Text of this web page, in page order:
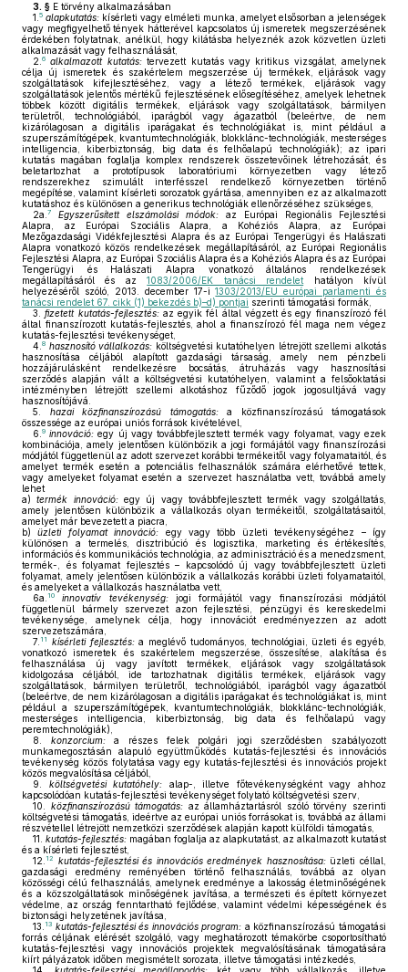
3. § E törvény alkalmazásában
1. 5 alapkutatás: kísérleti vagy elméleti munka, amelyet elsősorban a jelenségek
vagy megfigyelhető tények hátterével kapcsolatos új ismeretek megszerzésének
érdekében folytatnak, anélkül, hogy kilátásba helyeznék azok közvetlen üzleti
alkalmazását vagy felhasználását,
2. 6 alkalmazott kutatás:tervezett kutatás vagy kritikus vizsgálat, amelynek
célja új ismeretek és szakértelem megszerzése új termékek, eljárások vagy
szolgáltatások kifejlesztéséhez, vagy a létező termékek, eljárások vagy
szolgáltatások jelentős mértékű fejlesztésének elősegítéséhez, amelyek lehetnek
többek között digitális termékek, eljárások vagy szolgáltatások, bármilyen
területről, technológiából, iparágból vagy ágazatból (beleértve, de nem
kizárólagosan a digitális iparágakat és technológiákat is, mint például a
szuperszámítógépek, kvantumtechnológiák, blokklánc-technológiák, mesterséges
intelligencia, kiberbiztonság, big data és felhőalapú technológiák); az ipari
kutatás magában foglalja komplex rendszerek összetevőinek létrehozását, és
beletartozhat a prototípusok laboratóriumi környezetben vagy létező
rendszerekhez szimulált interfésszel rendelkező környezetben történő
megépítése, valamint kísérleti sorozatok gyártása, amennyiben ez az alkalmazott
kutatáshoz és különösen a generikus technológiák ellenőrzéséhez szükséges,
2a. 7 Egyszerűsített elszámolási módok: az Európai Regionális Fejlesztési
Alapra, az Európai Szociális Alapra, a Kohéziós Alapra, az Európai
Mezőgazdasági Vidékfejlesztési Alapra és az Európai Tengerügyi és Halászati
Alapra vonatkozó közös rendelkezések megállapításáról, az Európai Regionális
Fejlesztési Alapra, az Európai Szociális Alapra és a Kohéziós Alapra és az Európai
Tengerügyi és Halászati Alapra vonatkozó általános rendelkezések
megállapításáról és az1083/2006/EK tanácsi rendelet hatályon kívül
helyezéséről szóló, 2013. december 17-i1303/2013/EU európai parlamenti és
tanácsi rendelet 67. cikk (1) bekezdés b)–d) pontjai szerinti támogatási formák,
3.
fizetett kutatás-fejlesztés:az egyik fél által végzett és egy finanszírozó fél
által finanszírozott kutatás-fejlesztés, ahol a finanszírozó fél maga nem végez
kutatás-fejlesztési tevékenységet,
4. 8 hasznosító vállalkozás: költségvetési kutatóhelyen létrejött szellemi alkotás
hasznosítása céljából alapított gazdasági társaság, amely nem pénzbeli
hozzájárulásként rendelkezésre bocsátás, átruházás vagy hasznosítási
szerződés alapján vált a költségvetési kutatóhelyen, valamint a felsőoktatási
intézményben létrejött szellemi alkotáshoz fűződő jogok jogosultjává vagy
hasznosítójává.
5.
hazai közfinanszírozású támogatás:a közfinanszírozású támogatások
összessége az európai uniós források kivételével,
6. 9 innováció: egy új vagy továbbfejlesztett termék vagy folyamat, vagy ezek
kombinációja, amely jelentősen különbözik a jogi formájától vagy finanszírozási
módjától függetlenül az adott szervezet korábbi termékeitől vagy folyamataitól, és
amelyet termék esetén a potenciális felhasználók számára elérhetővé tettek,
vagy amelyeket folyamat esetén a szervezet használatba vett, továbbá amely
lehet
a)
termék innováció:egy új vagy továbbfejlesztett termék vagy szolgáltatás,
amely jelentősen különbözik a vállalkozás olyan termékeitől, szolgáltatásaitól,
amelyet már bevezetett a piacra,
b)
üzleti folyamat innováció: egy vagy több üzleti tevékenységéhez – így
különösen a termelés, disztribúció és logisztika, marketing és értékesítés,
információs és kommunikációs technológia, az adminisztráció és a menedzsment,
termék-, és folyamat fejlesztés – kapcsolódó új vagy továbbfejlesztett üzleti
folyamat, amely jelentősen különbözik a vállalkozás korábbi üzleti folyamataitól,
és amelyeket a vállalkozás használatba vett,
6a. 10 innovatív tevékenység:jogi formájától vagy finanszírozási módjától
függetlenül bármely szervezet azon fejlesztési, pénzügyi és kereskedelmi
tevékenysége, amelynek célja, hogy innovációt eredményezzen az adott
szervezetszámára,
7. 11 kísérleti fejlesztés:a meglévő tudományos, technológiai, üzleti és egyéb,
vonatkozó ismeretek és szakértelem megszerzése, összesítése, alakítása és
felhasználása új vagy javított termékek, eljárások vagy szolgáltatások
kidolgozása céljából, ide tartozhatnak digitális termékek, eljárások vagy
szolgáltatások, bármilyen területről, technológiából, iparágból vagy ágazatból
(beleértve, de nem kizárólagosan a digitális iparágakat és technológiákat is, mint
például a szuperszámítógépek, kvantumtechnológiák, blokklánc-technológiák,
mesterséges intelligencia, kiberbiztonság, big data és felhőalapú vagy
peremtechnológiák),
8.
konzorcium:a részes felek polgári jogi szerződésben szabályozott
munkamegosztásán alapuló együttműködés kutatás-fejlesztési és innovációs
tevékenység közös folytatása vagy egy kutatás-fejlesztési és innovációs projekt
közös megvalósítása céljából,
9.
költségvetési kutatóhely: alap-, illetve főtevékenységként vagy ahhoz
kapcsolódóan kutatás-fejlesztési tevékenységet folytató költségvetési szerv,
10.
közfinanszírozású támogatás: az államháztartásról szóló törvény szerinti
költségvetési támogatás, ideértve az európai uniós forrásokat is, továbbá az állami
részvétellel létrejött nemzetközi szerződések alapján kapott külföldi támogatás,
11. kutatás-fejlesztés: magában foglalja az alapkutatást, az alkalmazott kutatást
és a kísérleti fejlesztést,
12. 12 kutatás-fejlesztési és innovációs eredmények hasznosítása:üzleti céllal,
gazdasági eredmény reményében történő felhasználás, továbbá az olyan
közösségi célú felhasználás, amelynek eredménye a lakosság életminőségének
és a közszolgáltatások minőségének javítása, a természeti és épített környezet
védelme, az ország fenntartható fejlődése, valamint védelmi képességének és
biztonsági helyzetének javítása,
13. 13 kutatás-fejlesztési és innovációs program: a közfinanszírozású támogatási
forrás céljának elérését szolgáló, vagy meghatározott témakörbe csoportosítható
kutatás-fejlesztési vagy innovációs projektek megvalósításának támogatására
kiírt pályázatok időben megismételt sorozata, illetve támogatási intézkedés,